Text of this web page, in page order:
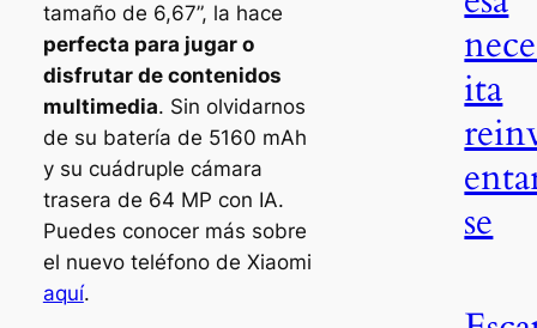
tamaño de 6,67”, la hace
perfecta para jugar o
disfrutar de contenidos
multimedia. Sin olvidarnos
de su batería de 5160 mAh
y su cuádruple cámara
trasera de 64 MP con IA.
Puedes conocer más sobre
el nuevo teléfono de Xiaomi
aquí.
ita
se